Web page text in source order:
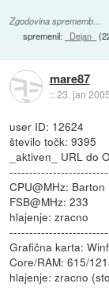
Zgodovina sprememb…
spremenil: _Dejan_ (
mare87
::23. jan
user ID: 12624
število točk: 9395
_aktiven_ URL do
CPU@MHz:
FSB@MHz: 233
hlajenje: zracno
Grafična karta:
Core/RAM: 615/
hlajenje: zracno